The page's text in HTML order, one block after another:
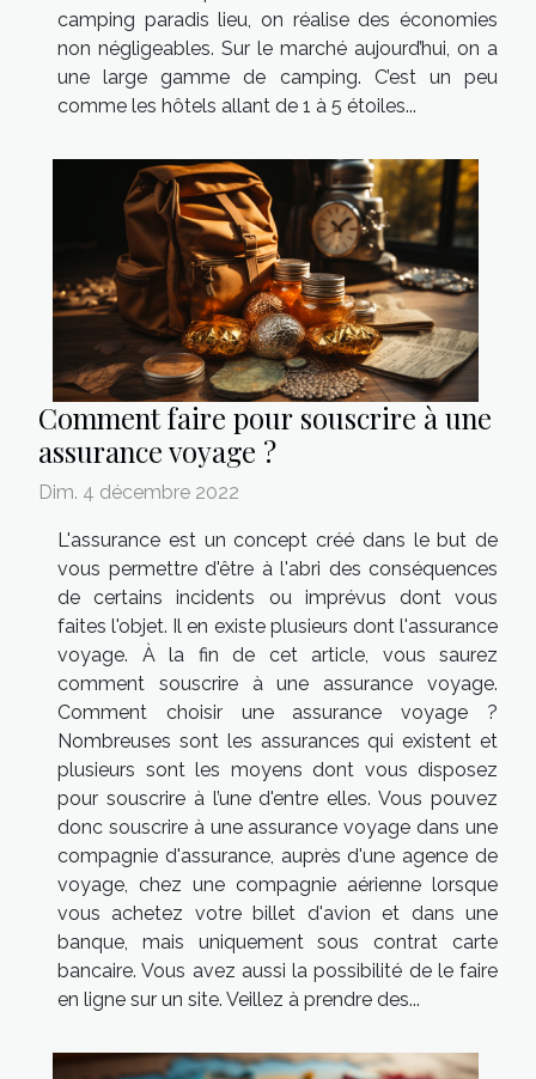
camping paradis lieu, on réalise des économies
non négligeables. Sur le marché aujourd’hui, on a
une large gamme de camping. C’est un peu
comme les hôtels allant de 1 à 5 étoiles...
Comment faire pour souscrire à une
assurance voyage ?
Dim. 4 décembre 2022
L'assurance est un concept créé dans le but de
vous permettre d'être à l'abri des conséquences
de certains incidents ou imprévus dont vous
faites l'objet. Il en existe plusieurs dont l'assurance
voyage. À la fin de cet article, vous saurez
comment souscrire à une assurance voyage.
Comment choisir une assurance voyage ?
Nombreuses sont les assurances qui existent et
plusieurs sont les moyens dont vous disposez
pour souscrire à l’une d'entre elles. Vous pouvez
donc souscrire à une assurance voyage dans une
compagnie d'assurance, auprès d'une agence de
voyage, chez une compagnie aérienne lorsque
vous achetez votre billet d'avion et dans une
banque, mais uniquement sous contrat carte
bancaire. Vous avez aussi la possibilité de le faire
en ligne sur un site. Veillez à prendre des...